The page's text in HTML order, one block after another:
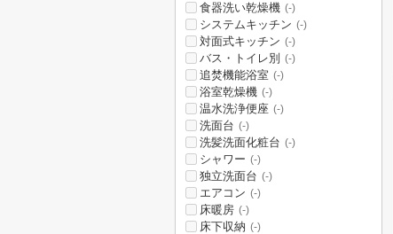
食器洗い乾燥機 (-)
システムキッチン (-)
対面式キッチン (-)
バス・トイレ別 (-)
追焚機能浴室 (-)
浴室乾燥機 (-)
温水洗浄便座 (-)
洗面台 (-)
洗髪洗面化粧台 (-)
シャワー (-)
独立洗面台 (-)
エアコン (-)
床暖房 (-)
床下収納 (-)